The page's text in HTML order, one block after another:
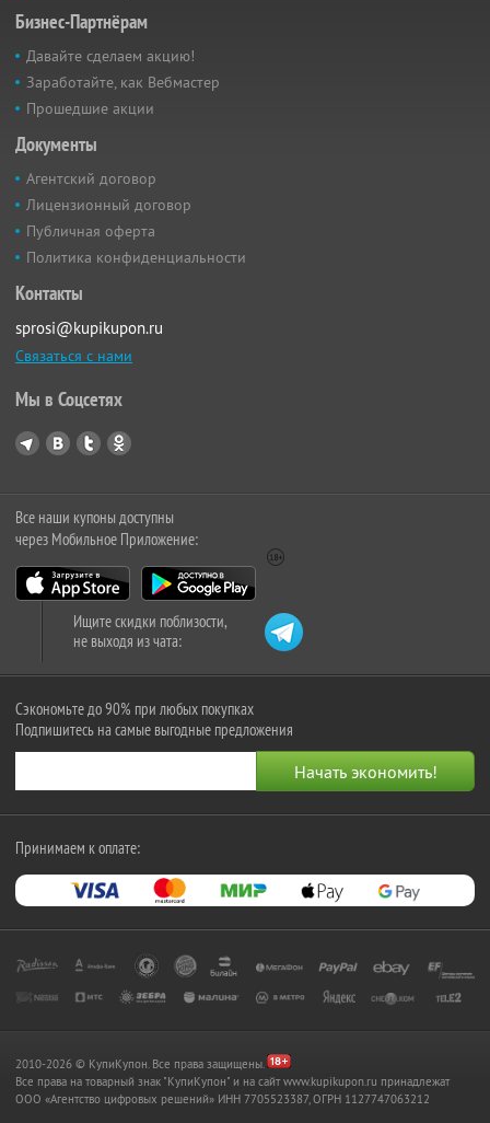
Бизнес-Партнёрам
Давайте сделаем акцию!
Заработайте, как Вебмастер
Прошедшие акции
Документы
Агентский договор
Лицензионный договор
Публичная оферта
Политика конфиденциальности
Контакты
sprosi@kupikupon.ru
Связаться с нами
Мы в Соцсетях
Все наши купоны доступны
через Мобильное Приложение:
Ищите скидки поблизости,
не выходя из чата:
Сэкономьте до 90% при любых покупках
Подпишитесь на самые выгодные предложения
Принимаем к оплате:
2010-2026 © КупиКупон. Все права защищены.
Все права на товарный знак "КупиКупон" и на сайт www.kupikupon.ru принадлежат
OOO «Агентство цифровых решений» ИНН 7705523387, ОГРН 1127747063212